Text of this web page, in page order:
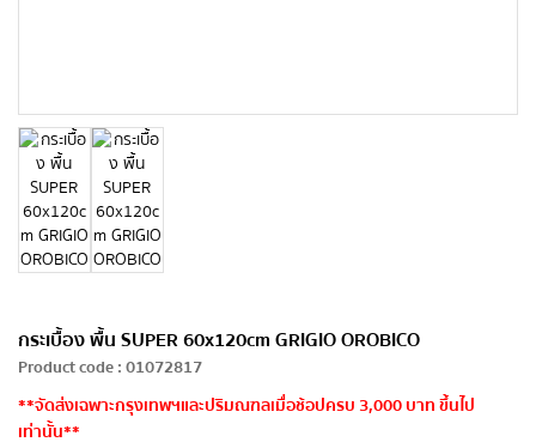
กระเบื้อง พื้น SUPER 60x120cm GRIGIO OROBICO
Product code:01072817
**จัดส่งเฉพาะกรุงเทพฯและปริมณฑลเมื่อช้อปครบ 3,000 บาท ขึ้นไป
เท่านั้น**